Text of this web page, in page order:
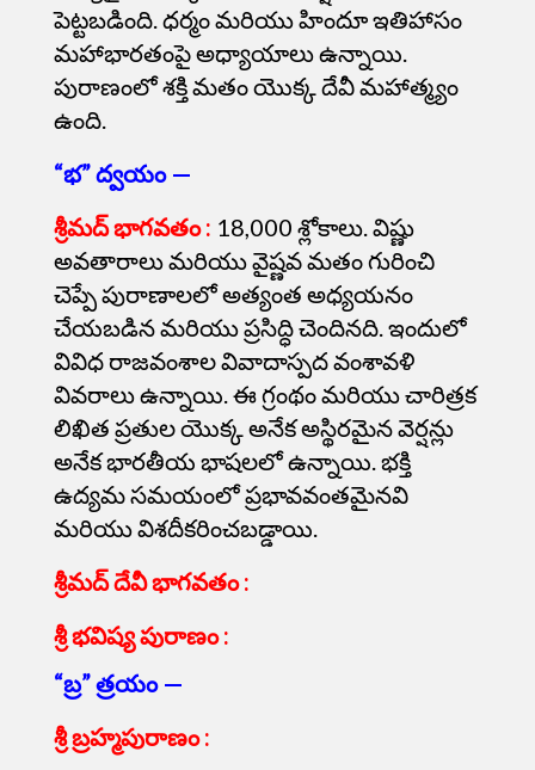
పెట్టబడింది.ధర్మంమరియు హిందూ ఇతిహాసం
మహాభారతంపై అధ్యాయాలు ఉన్నాయి.
పురాణంలో శక్తి మతం యొక్క దేవీ మహాత్మ్యం
ఉంది.
“భ” ద్వయం —
శ్రీమద్ భాగవతం: 18,000 శ్లోకాలు. విష్ణు
అవతారాలు మరియు వైష్ణవ మతం గురించి
చెప్పే పురాణాలలో అత్యంత అధ్యయనం
చేయబడిన మరియు ప్రసిద్ధి చెందినది. ఇందులో
వివిధ రాజవంశాల వివాదాస్పద వంశావళి
వివరాలు ఉన్నాయి. ఈ గ్రంథం మరియు చారిత్రక
లిఖిత ప్రతుల యొక్క అనేక అస్థిరమైన వెర్షన్లు
అనేక భారతీయ భాషలలో ఉన్నాయి. భక్తి
ఉద్యమ సమయంలో ప్రభావవంతమైనవి
మరియు విశదీకరించబడ్డాయి.
శ్రీమద్ దేవీ భాగవతం :
శ్రీ భవిష్య పురాణం :
“బ్ర” త్రయం —
శ్రీ బ్రహ్మపురాణం :